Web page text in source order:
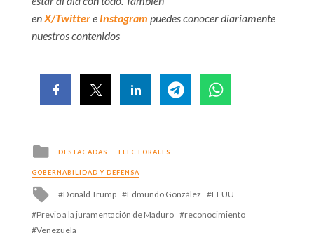
enX/Twittere Instagram puedes conocer diariamente
nuestros contenidos
Posted
in
DESTACADAS ELECTORALES
GOBERNABILIDAD Y DEFENSA
Tagged
Donald Trump Edmundo González
EEUU
Previo a la juramentación de Maduro
reconocimiento
Venezuela